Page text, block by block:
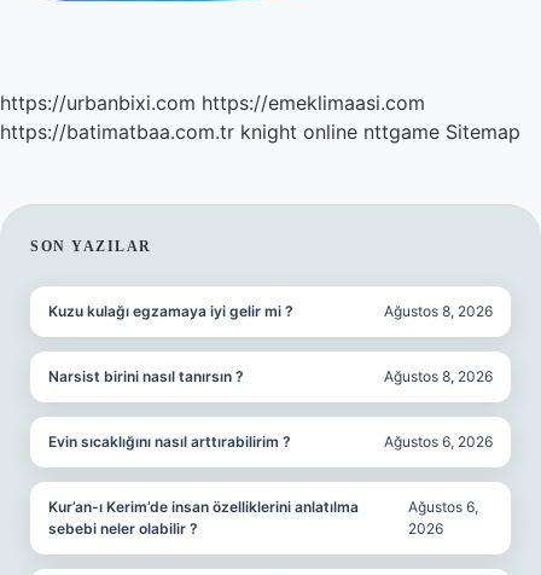
https://urbanbixi.com https://emeklimaasi.com
https://batimatbaa.com.tr knight online nttgame Sitemap
SIDEBAR
SON YAZILAR
Kuzu kulağı egzamaya iyi gelir mi ? Ağustos 8, 2026
Narsist birini nasıl tanırsın ? Ağustos 8, 2026
Evin sıcaklığını nasıl arttırabilirim ? Ağustos 6, 2026
Kur’an-ı Kerim’de insan özelliklerini anlatılma
sebebi neler olabilir ?
Ağustos 6,
2026